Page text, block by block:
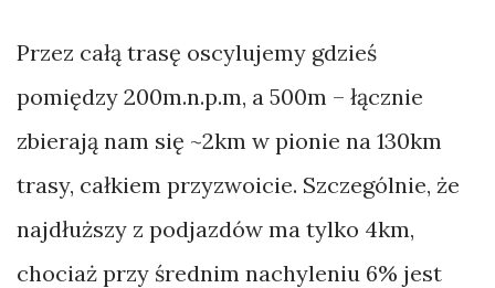
Przez całą trasę oscylujemy gdzieś
pomiędzy 200m.n.p.m, a 500m – łącznie
zbierają nam się ~2km w pionie na 130km
trasy, całkiem przyzwoicie. Szczególnie, że
najdłuższy z podjazdów ma tylko 4km,
chociaż przy średnim nachyleniu 6% jest